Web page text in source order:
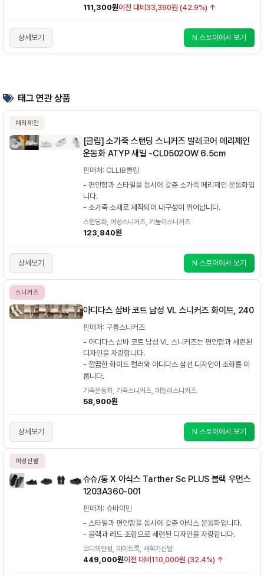
111,300원이전 대비33,390원 (42.9%) ↑
상세보기 N 스토어에서 보기
태그 연관 상품
메리제인
[클립] 소가죽 스탠딩 스니커즈 발레코어 메리제인
운동화 ATYP 새일 -CL0502OW 6.5cm
판매처: CLLIB클립
- 편안함과 스타일을 동시에 갖춘 소가죽 메리제인 운동화입
니다.
- 소가죽 소재로 제작되어 내구성이 뛰어납니다.
스탠딩화, 여성스니커즈, 키높이스니커즈
123,840원
상세보기 N 스토어에서 보기
스니커즈
아디다스 삼바 코트 남성 VL 스니커즈 화이트, 240
판매처: 구름스니커즈
- 아디다스 삼바 코트 남성 VL 스니커즈는 편안함과 세련된
디자인을 자랑합니다.
- 깔끔한 화이트 컬러와 아디다스 삼선 디자인이 조화를 이
룹니다.
가죽운동화, 가죽스니커즈, 데일리스니커즈
58,900원
상세보기 N 스토어에서 보기
여성신발
슈슈/통 X 아식스 Tarther Sc PLUS 블랙 우먼스
1203A360-001
판매처: 슈바이민
- 스타일과 편안함을 동시에 갖춘 아식스 운동화입니다.
- 블랙과 레드 조합으로 세련된 디자인을 자랑합니다.
코디의완성, 데이트룩, 새학기신발
449,000원이전 대비110,000원 (32.4%) ↑